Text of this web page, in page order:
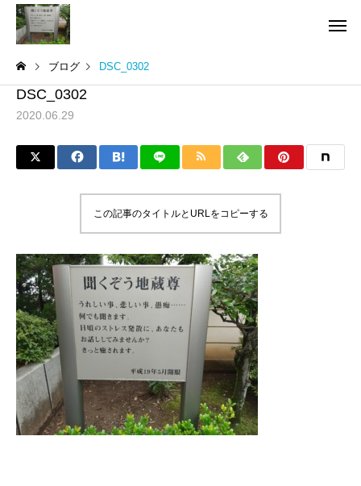
ブログ DSC_0302
DSC_0302
2020.06.29
この記事のタイトルとURLをコピーする